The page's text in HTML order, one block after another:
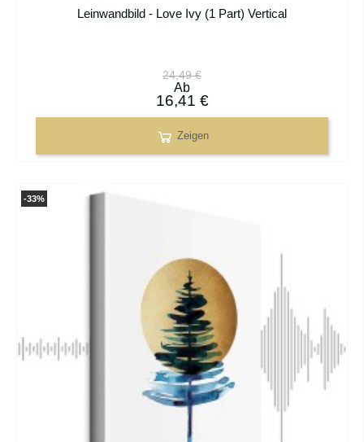
Leinwandbild - Love Ivy (1 Part) Vertical
24,49 €
Ab
16,41 €
Zeigen
-33%